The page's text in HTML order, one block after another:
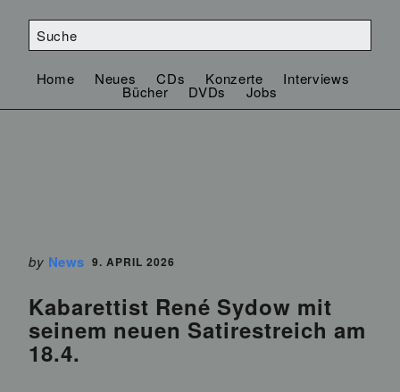
Home Neues CDs Konzerte Interviews
Bücher DVDs Jobs
by News 9. APRIL 2026
Kabarettist René Sydow mit
seinem neuen Satirestreich am
18.4.